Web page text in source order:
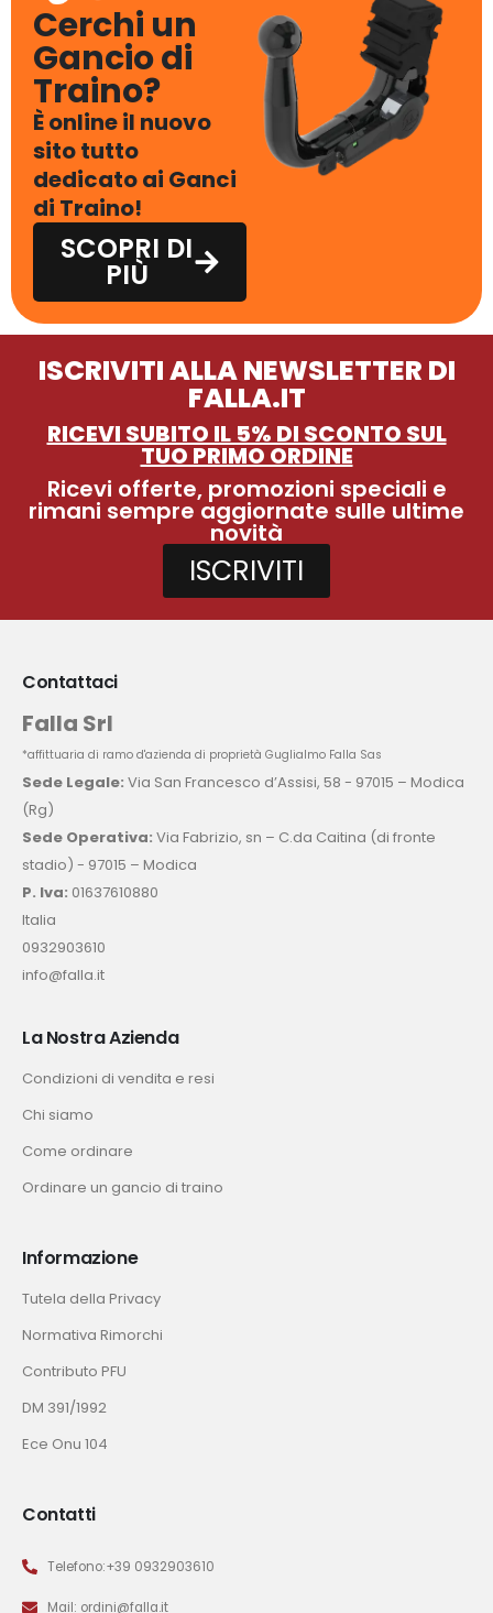
Cerchi un
Gancio di
Traino?
È online il nuovo
sito tutto
dedicato ai Ganci
di Traino!
SCOPRI DI
PIÙ
ISCRIVITI ALLA NEWSLETTER DI
FALLA.IT
RICEVI SUBITO IL 5% DI SCONTO SUL
TUO PRIMO ORDINE
Ricevi offerte, promozioni speciali e
rimani sempre aggiornate sulle ultime
novità
ISCRIVITI
Contattaci
Falla Srl
*affittuaria di ramo d'azienda di proprietà Guglialmo Falla Sas
Sede Legale: Via San Francesco d’Assisi, 58 - 97015 – Modica
(Rg)
Sede Operativa: Via Fabrizio, sn – C.da Caitina (di fronte
stadio) - 97015 – Modica
P. Iva: 01637610880
Italia
0932903610
info@falla.it
La Nostra Azienda
Condizioni di vendita e resi
Chi siamo
Come ordinare
Ordinare un gancio di traino
Informazione
Tutela della Privacy
Normativa Rimorchi
Contributo PFU
DM 391/1992
Ece Onu 104
Contatti
Telefono:+39 0932903610
Mail: ordini@falla.it